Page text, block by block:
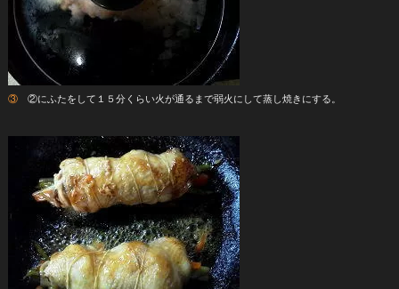
③②にふたをして１５分くらい火が通るまで弱火にして蒸し焼きにする。